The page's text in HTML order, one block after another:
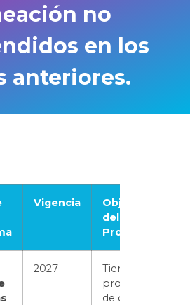
no
en los
anteriores.
Vigencia
Objetivos
del
Programa
2027
Tiene el
propósito
de distribuir